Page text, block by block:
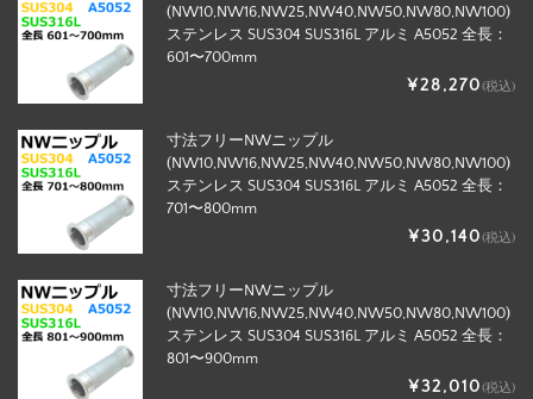
(NW10,NW16,NW25,NW40,NW50,NW80,NW100)
ステンレス SUS304 SUS316L アルミ A5052 全長：
601〜700mm
¥28,270(税込)
寸法フリーNWニップル
(NW10,NW16,NW25,NW40,NW50,NW80,NW100)
ステンレス SUS304 SUS316L アルミ A5052 全長：
701〜800mm
¥30,140(税込)
寸法フリーNWニップル
(NW10,NW16,NW25,NW40,NW50,NW80,NW100)
ステンレス SUS304 SUS316L アルミ A5052 全長：
801〜900mm
¥32,010(税込)